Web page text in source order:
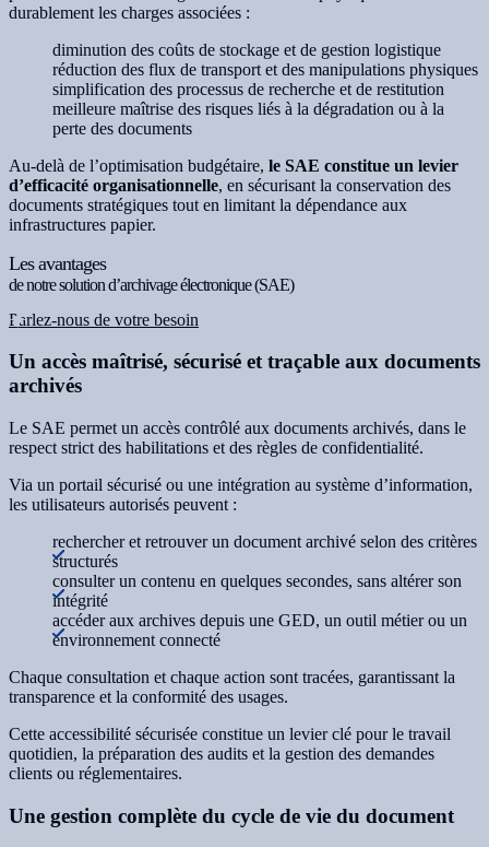
durablement les charges associées :
diminution des coûts de stockage et de gestion logistique
réduction des flux de transport et des manipulations physiques
simplification des processus de recherche et de restitution
meilleure maîtrise des risques liés à la dégradation ou à la
perte des documents
Au-delà de l’optimisation budgétaire, le SAE constitue un levier
d’efficacité organisationnelle, en sécurisant la conservation des
documents stratégiques tout en limitant la dépendance aux
infrastructures papier.
Les avantages
de notre solution d’archivage électronique (SAE)
Parlez-nous de votre besoin
Un accès maîtrisé, sécurisé et traçable aux documents
archivés
Le SAE permet un accès contrôlé aux documents archivés, dans le
respect strict des habilitations et des règles de confidentialité.
Via un portail sécurisé ou une intégration au système d’information,
les utilisateurs autorisés peuvent :
rechercher et retrouver un document archivé selon des critères
structurés
consulter un contenu en quelques secondes, sans altérer son
intégrité
accéder aux archives depuis une GED, un outil métier ou un
environnement connecté
Chaque consultation et chaque action sont tracées, garantissant la
transparence et la conformité des usages.
Cette accessibilité sécurisée constitue un levier clé pour le travail
quotidien, la préparation des audits et la gestion des demandes
clients ou réglementaires.
Une gestion complète du cycle de vie du document